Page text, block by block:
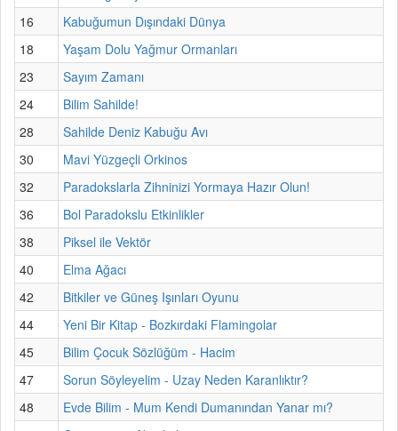
16
Kabuğumun Dışındaki Dünya
18
Yaşam Dolu Yağmur Ormanları
23
Sayım Zamanı
24
Bilim Sahilde!
28
Sahilde Deniz Kabuğu Avı
30
Mavi Yüzgeçli Orkinos
32
Paradokslarla Zihninizi Yormaya Hazır Olun!
36
Bol Paradokslu Etkinlikler
38
Piksel ile Vektör
40
Elma Ağacı
42
Bitkiler ve Güneş Işınları Oyunu
44
Yeni Bir Kitap - Bozkırdaki Flamingolar
45
Bilim Çocuk Sözlüğüm - Hacim
47
Sorun Söyleyelim - Uzay Neden Karanlıktır?
48
Evde Bilim - Mum Kendi Dumanından Yanar mı?